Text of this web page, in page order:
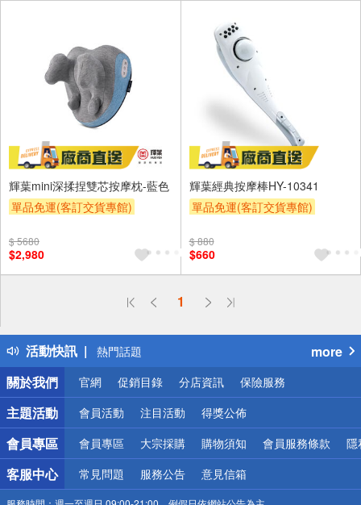
輝葉mini深揉捏雙芯按摩枕-藍色
單品免運(客訂交貨專館)
$ 5680
$2,980
輝葉經典按摩棒HY-10341
單品免運(客訂交貨專館)
$ 880
$660
1
活動快訊
偏遠地區配送
得獎公告
熱門話題
銀行優惠
偏遠地區配送
詐騙網頁！請小心！
more
關於我們
官網 促銷目錄 分店資訊 保險服務
主題活動 會員活動 注目活動 得獎公佈
會員專區 會員專區 大宗採購 購物須知 會員服務條款 隱
客服中心 常見問題 服務公告 意見信箱